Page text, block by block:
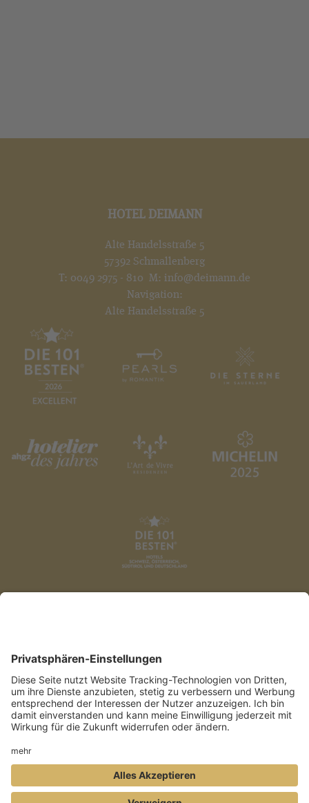
HOTEL DEIMANN
Alte Handelsstraße 5
57392 Schmallenberg
T: 0049 2975 - 810 M: info@deimann.de
Navigation:
Alte Handelsstraße 5
IMPRESSUM
PRESSE
COOKIES